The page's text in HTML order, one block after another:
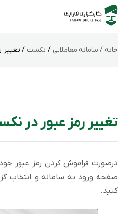
خانه / سامانه‌ معاملاتی / نکست / تغییر
تغییر رمز عبور در
درصورت فراموش کردن رمز عبور
صفحه ورود به سامانه و انتخاب
کنید.